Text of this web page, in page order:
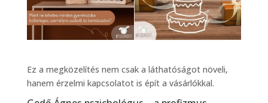
Ez a megközelítés nem csak a láthatóságot növeli,
hanem érzelmi kapcsolatot is épít a vásárlókkal.